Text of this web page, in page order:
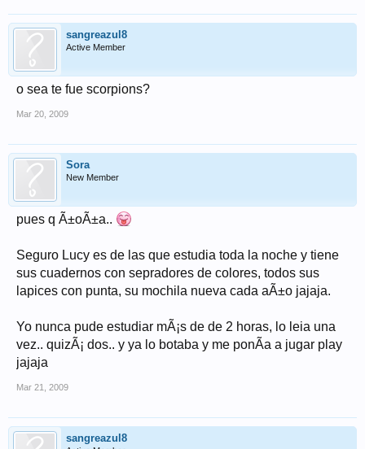
sangreazul8
Active Member
o sea te fue scorpions?
Mar 20, 2009
Sora
New Member
pues q Ã±oÃ±a..
Seguro Lucy es de las que estudia toda la noche y tiene
sus cuadernos con sepradores de colores, todos sus
lapices con punta, su mochila nueva cada aÃ±o jajaja.
Yo nunca pude estudiar mÃ¡s de de 2 horas, lo leia una
vez.. quizÃ¡ dos.. y ya lo botaba y me ponÃ­a a jugar play
jajaja
Mar 21, 2009
sangreazul8